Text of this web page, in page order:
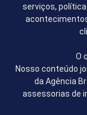
serviços,
O
Nosso conteúdo
da Agência
assessorias de